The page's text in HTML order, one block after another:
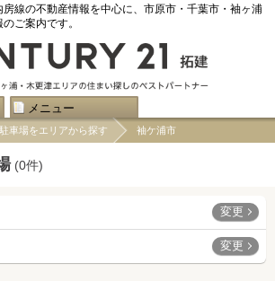
線の不動産情報を中心に、市原市・千葉市・袖ヶ浦
ご案内です。
メニュー
駐車場をエリアから探す 袖ケ浦市
(0件)
変更
変更